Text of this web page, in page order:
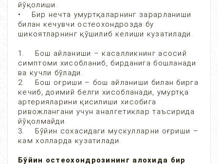
йўқолиши.
• Бир нечта умуртқаларнинг зарарланиши
билан кечувчи остеохондрозда бу
шикоятларнинг қўшилиб келиши кузатилади.
1. Бош айланиши – касалликнинг асосий
симптоми хисобланиб, бирданига бошланади
ва кучли бўлади.
2. Бош оғриши – бош айланиши билан бирга
кечиб, доимий белги хисобланади, умуртқа
артерияларини қисилиши хисобига
ривожлангани учун аналгетиклар таъсирида
йўқолмайди.
3. Бўйин сохасидаги мускулларни оғриши –
кам холларда кузатилади.
Бўйин остеохондрозининг алохида бир